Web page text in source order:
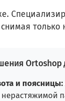
Ortoshop
и поясницы: